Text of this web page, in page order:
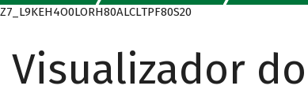
Z7_L9KEH4O0LORH80ALCLTPF80S20
Visualizador